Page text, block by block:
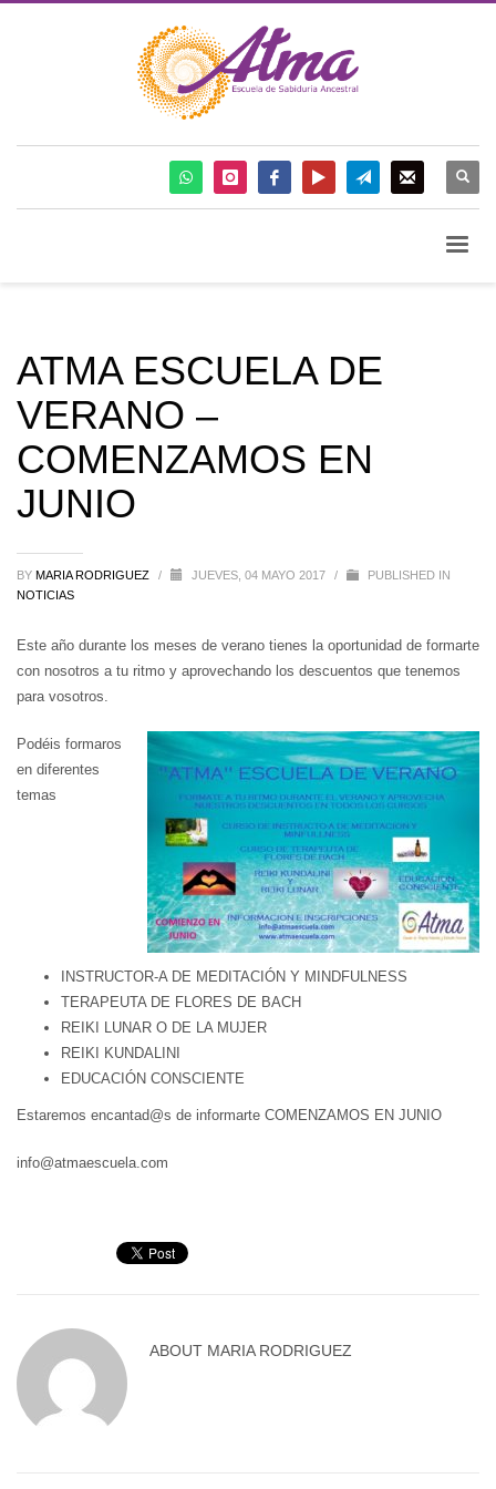
ATMA ESCUELA DE
VERANO –
COMENZAMOS EN
JUNIO
BY MARIA RODRIGUEZ / JUEVES, 04 MAYO 2017 /
PUBLISHED IN
NOTICIAS
Este año durante los meses de verano tienes la oportunidad de formarte
con nosotros a tu ritmo y aprovechando los descuentos que tenemos
para vosotros.
Podéis formaros
en diferentes
temas
INSTRUCTOR-A DE MEDITACIÓN Y MINDFULNESS
TERAPEUTA DE FLORES DE BACH
REIKI LUNAR O DE LA MUJER
REIKI KUNDALINI
EDUCACIÓN CONSCIENTE
Estaremos encantad@s de informarte COMENZAMOS EN JUNIO
info@atmaescuela.com
ABOUT MARIA RODRIGUEZ